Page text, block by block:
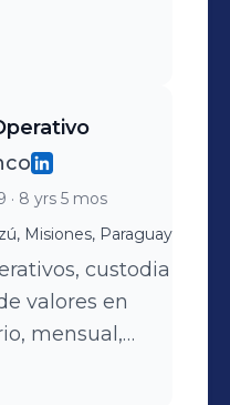
· 8 yrs 5 mos
Misiones, Paraguay
custodia
valores en
mensual,
Verificación